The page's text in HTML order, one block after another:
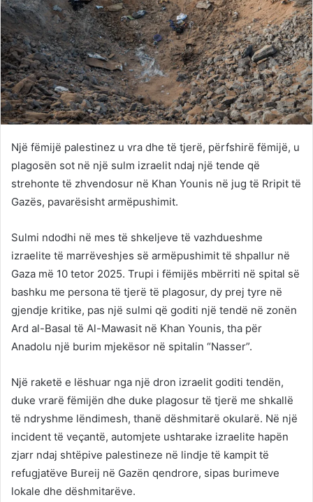
Një fëmijë palestinez u vra dhe të tjerë, përfshirë fëmijë, u
plagosën sot në një sulm izraelit ndaj një tende që
strehonte të zhvendosur në Khan Younis në jug të Rripit të
Gazës, pavarësisht armëpushimit.
Sulmi ndodhi në mes të shkeljeve të vazhdueshme
izraelite të marrëveshjes së armëpushimit të shpallur në
Gaza më 10 tetor 2025. Trupi i fëmijës mbërriti në spital së
bashku me persona të tjerë të plagosur, dy prej tyre në
gjendje kritike, pas një sulmi që goditi një tendë në zonën
Ard al-Basal të Al-Mawasit në Khan Younis, tha për
Anadolu një burim mjekësor në spitalin “Nasser”.
Një raketë e lëshuar nga një dron izraelit goditi tendën,
duke vrarë fëmijën dhe duke plagosur të tjerë me shkallë
të ndryshme lëndimesh, thanë dëshmitarë okularë. Në një
incident të veçantë, automjete ushtarake izraelite hapën
zjarr ndaj shtëpive palestineze në lindje të kampit të
refugjatëve Bureij në Gazën qendrore, sipas burimeve
lokale dhe dëshmitarëve.